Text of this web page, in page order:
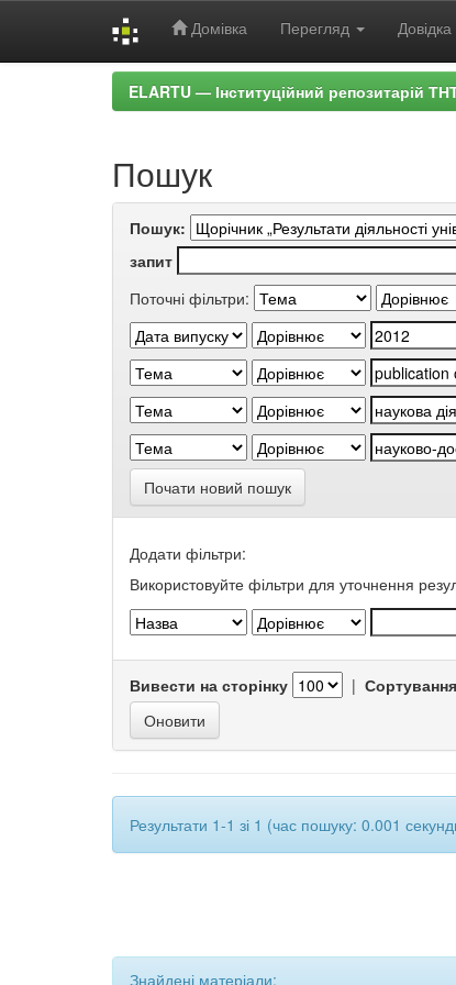
Домівка Перегляд Довідка
ELARTU — Інституційний репозитарій
Пошук
Пошук:
запит
Поточні фільтри:
Почати новий пошук
Додати фільтри:
Використовуйте фільтри для уточнення
Вивести на сторінку | Сортування
Результати 1-1 зі 1 (час пошуку: 0.001
Знайдені матеріали: